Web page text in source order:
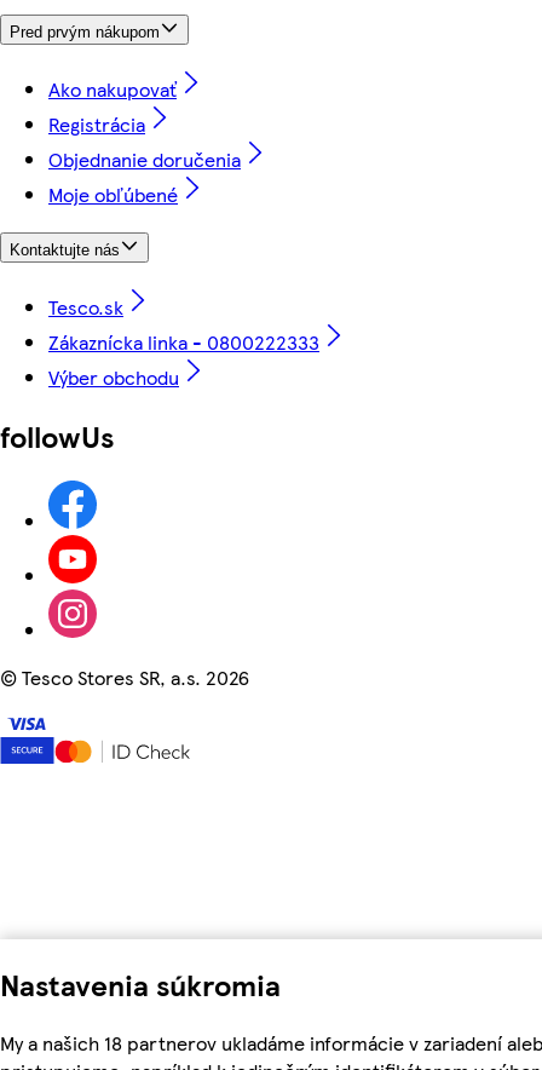
Nastavenia súkromia
My a našich 18 partnerov ukladáme informácie v zariadení
Pred prvým nákupom
Ako nakupovať
Registrácia
Objednanie doručenia
Moje obľúbené
Kontaktujte nás
Tesco.sk
Zákaznícka linka - 0800222333
Výber obchodu
followUs
©Tesco Stores SR, a.s. 2026